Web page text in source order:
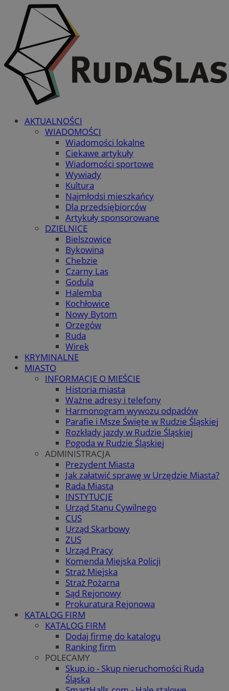
AKTUALNOŚCI
WIADOMOŚCI
Wiadomości lokalne
Ciekawe artykuły
Wiadomości sportowe
Wywiady
Kultura
Najmłodsi mieszkańcy
Dla przedsiębiorców
Artykuły sponsorowane
DZIELNICE
Bielszowice
Bykowina
Chebzie
Czarny Las
Godula
Halemba
Kochłowice
Nowy Bytom
Orzegów
Ruda
Wirek
KRYMINALNE
MIASTO
INFORMACJE O MIEŚCIE
Historia miasta
Ważne adresy i telefony
Harmonogram wywozu odpadów
Parafie i Msze Święte w Rudzie Śląskiej
Rozkłady jazdy w Rudzie Śląskiej
Pogoda w Rudzie Śląskiej
ADMINISTRACJA
Prezydent Miasta
Jak załatwić sprawę w Urzędzie Miasta?
Rada Miasta
INSTYTUCJE
Urząd Stanu Cywilnego
CUS
Urząd Skarbowy
ZUS
Urząd Pracy
Komenda Miejska Policji
Straż Miejska
Straż Pożarna
Sąd Rejonowy
Prokuratura Rejonowa
KATALOG FIRM
KATALOG FIRM
Dodaj firmę do katalogu
Ranking firm
POLECAMY
Skup.io - Skup nieruchomości Ruda
Śląska